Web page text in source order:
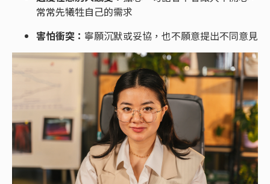
常常先犧牲自己的需求
害怕衝突： 寧願沉默或妥協，也不願意提出不同意見